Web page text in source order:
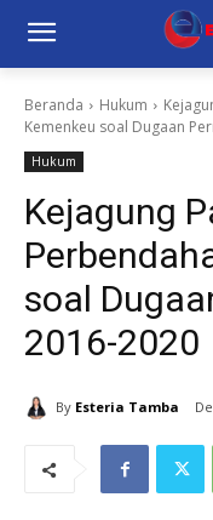
Beranda Hukum
Kemenkeu soal Dugaan
Hukum
Kejagung
soal
2016-2020
By Esteria Tamba